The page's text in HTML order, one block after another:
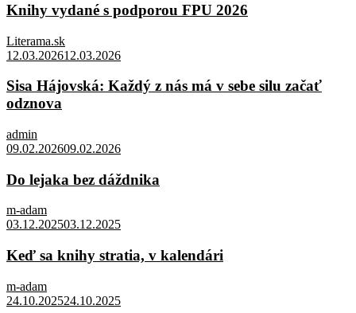
Knihy vydané s podporou FPU 2026
Literama.sk
12.03.202612.03.2026
Sisa Hájovská: Každý z nás má v sebe silu začať
odznova
admin
09.02.202609.02.2026
Do lejaka bez dáždnika
m-adam
03.12.202503.12.2025
Keď sa knihy stratia, v kalendári
m-adam
24.10.202524.10.2025